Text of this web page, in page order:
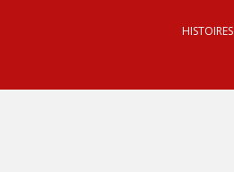
HISTOIRES